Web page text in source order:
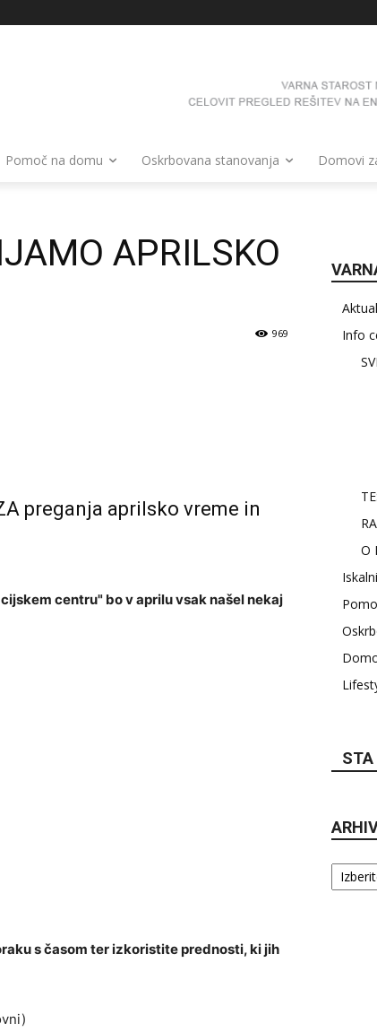
Pomoč na domu Oskrbovana stanovanja Domovi
APRILSKO
969
preganja aprilsko vreme in
centru" bo v aprilu vsak našel nekaj
s časom ter izkoristite prednosti, ki jih
Info
O
STA
Arhiv